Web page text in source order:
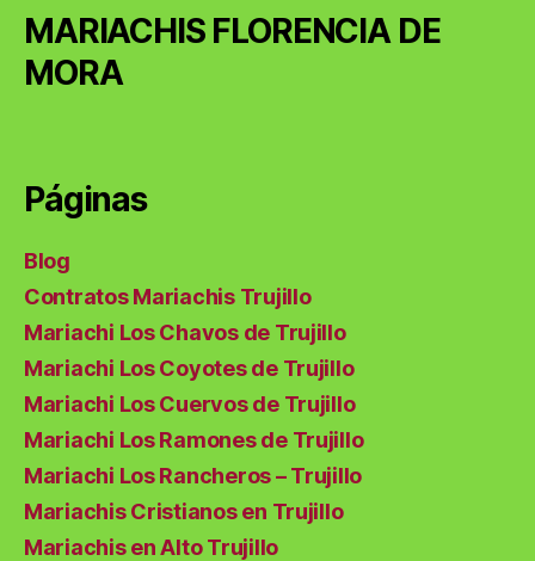
MARIACHIS FLORENCIA DE
MORA
Páginas
Blog
Contratos Mariachis Trujillo
Mariachi Los Chavos de Trujillo
Mariachi Los Coyotes de Trujillo
Mariachi Los Cuervos de Trujillo
Mariachi Los Ramones de Trujillo
Mariachi Los Rancheros – Trujillo
Mariachis Cristianos en Trujillo
Mariachis en Alto Trujillo